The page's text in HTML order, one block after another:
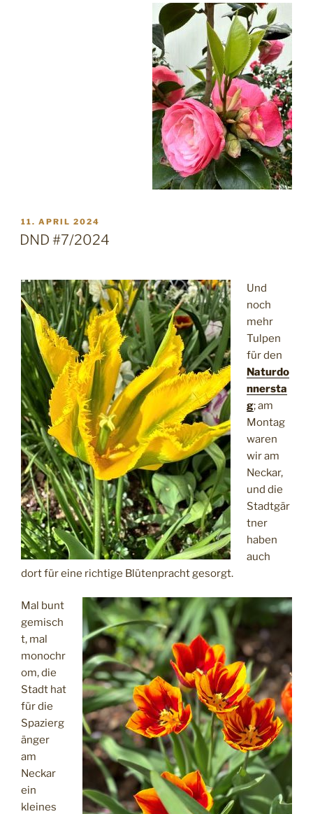
VERÖFFENTLICHT
AM
11. APRIL 2024
DND #7/2024
Und
noch
mehr
Tulpen
für den
Naturdo
nnersta
g; am
Montag
waren
wir am
Neckar,
und die
Stadtgär
tner
haben
auch
dort für eine richtige Blütenpracht gesorgt.
Mal bunt
gemisch
t, mal
monochr
om, die
Stadt hat
für die
Spazierg
änger
am
Neckar
ein
kleines